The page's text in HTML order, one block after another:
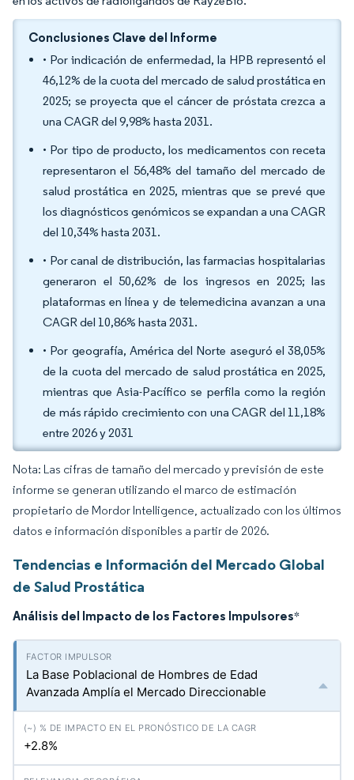
Conclusiones Clave del Informe
• Por indicación de enfermedad, la HPB representó el
46,12% de la cuota del mercado de salud prostática en
2025; se proyecta que el cáncer de próstata crezca a
una CAGR del 9,98% hasta 2031.
• Por tipo de producto, los medicamentos con receta
representaron el 56,48% del tamaño del mercado de
salud prostática en 2025, mientras que se prevé que
los diagnósticos genómicos se expandan a una CAGR
del 10,34% hasta 2031.
• Por canal de distribución, las farmacias hospitalarias
generaron el 50,62% de los ingresos en 2025; las
plataformas en línea y de telemedicina avanzan a una
CAGR del 10,86% hasta 2031.
• Por geografía, América del Norte aseguró el 38,05%
de la cuota del mercado de salud prostática en 2025,
mientras que Asia-Pacífico se perfila como la región
de más rápido crecimiento con una CAGR del 11,18%
entre 2026 y 2031
Nota: Las cifras de tamaño del mercado y previsión de este
informe se generan utilizando el marco de estimación
propietario de Mordor Intelligence, actualizado con los últimos
datos e información disponibles a partir de 2026.
Tendencias e Información del Mercado Global
de Salud Prostática
Análisis del Impacto de los Factores Impulsores*
La Base Poblacional de Hombres de Edad
Avanzada Amplía el Mercado Direccionable
+2.8%